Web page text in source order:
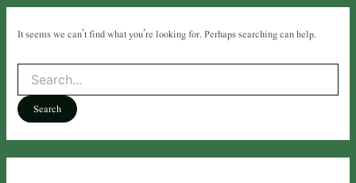
It seems we can’t find what you’re looking for. Perhaps searching can help.